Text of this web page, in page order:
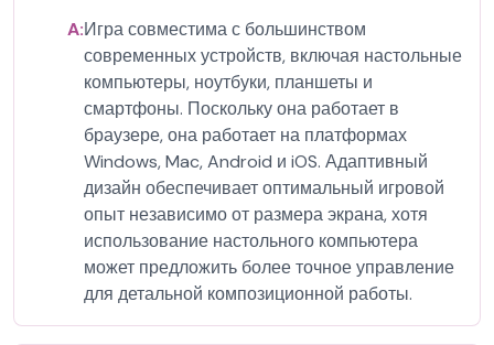
A:Игра совместима с большинством
современных устройств, включая настольные
компьютеры, ноутбуки, планшеты и
смартфоны. Поскольку она работает в
браузере, она работает на платформах
Windows, Mac, Android и iOS. Адаптивный
дизайн обеспечивает оптимальный игровой
опыт независимо от размера экрана, хотя
использование настольного компьютера
может предложить более точное управление
для детальной композиционной работы.